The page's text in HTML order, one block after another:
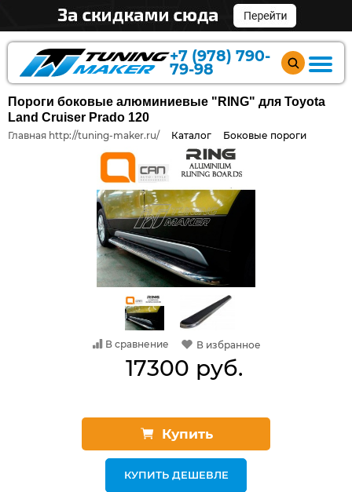
+7 (978) 790-
79-98
Пороги боковые алюминиевые "RING" для Toyota
Land Cruiser Prado 120
Главная http://tuning-maker.ru/ Каталог Боковые пороги
В сравнение В избранное
17300 руб.
Купить
КУПИТЬ ДЕШЕВЛЕ